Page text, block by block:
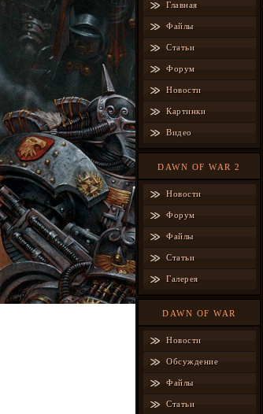
Главная
Файлы
Статьи
Форум
Новости
Картинки
Видео
DAWN OF WAR 2
Новости
Форум
Файлы
Статьи
Галерея
DAWN OF WAR
Новости
Обсуждение
Файлы
Статьи